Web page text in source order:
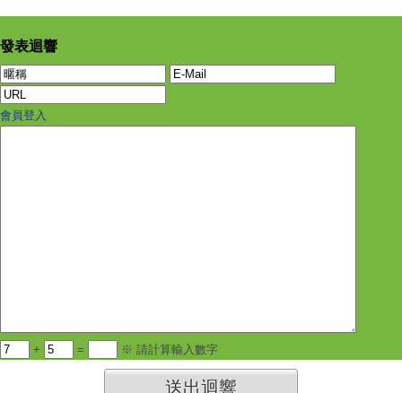
發表迴響
會員登入
+ = ※ 請計算輸入數字
送出迴響